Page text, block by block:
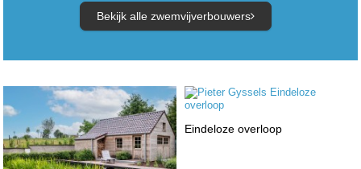
Bekijk alle zwemvijverbouwers
Eindeloze overloop